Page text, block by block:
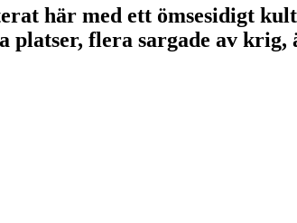
här med ett ömsesidigt
flera sargade av